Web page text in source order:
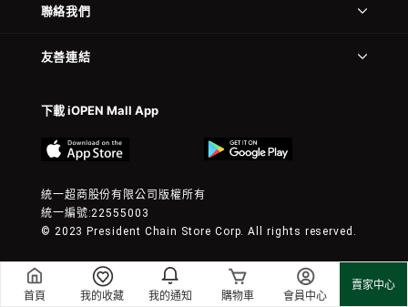
首頁 我的收藏 我的通知 購物車 會員中心
賣家中心
聯絡我們
友善連結
下載 iOPEN Mall App
統一超商股份有限公司版權所有
統一編號:22555003
© 2023 President Chain Store Corp. All rights reserved.